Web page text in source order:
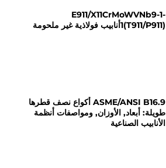
E911/X11CrMoWVNb9-1-
1(T911/P911)أنابيب فولاذية غير ملحومة
ASME/ANSI B16.9 أكواع نصف قطرها
طويلة: أبعاد, الأوزان, ومواصفات أنظمة
الأنابيب الصناعية